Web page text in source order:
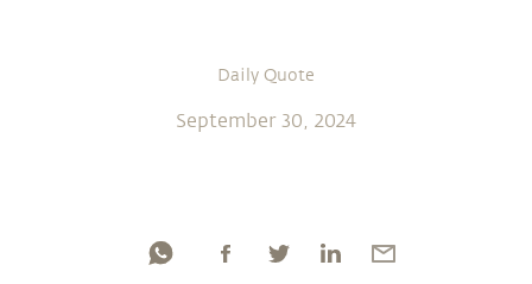
Daily Quote
September 30, 2024